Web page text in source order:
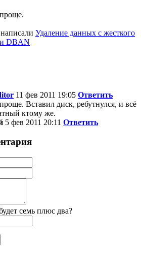
Удаление данных с жесткого
DBAN
11 фев 2011 19:05 Ответить
Вставил диск, ребутнулся, и всё
ктому же.
5 фев 2011 20:11 Ответить
семь плюс два?